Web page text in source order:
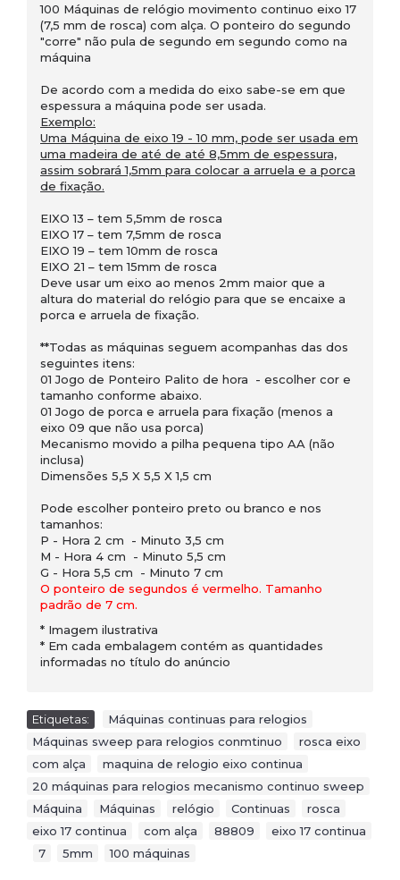
100 Máquinas de relógio movimento continuo eixo 17
(7,5 mm de rosca) com alça. O ponteiro do segundo
"corre" não pula de segundo em segundo como na
máquina
De acordo com a medida do eixo sabe-se em que
espessura a máquina pode ser usada.
Exemplo:
Uma Máquina de eixo 19 - 10 mm, pode ser usada em
uma madeira de até de até 8,5mm de espessura,
assim sobrará 1,5mm para colocar a arruela e a porca
de fixação.
EIXO 13 – tem 5,5mm de rosca
EIXO 17 – tem 7,5mm de rosca
EIXO 19 – tem 10mm de rosca
EIXO 21 – tem 15mm de rosca
Deve usar um eixo ao menos 2mm maior que a
altura do material do relógio para que se encaixe a
porca e arruela de fixação.
**Todas as máquinas seguem acompanhas das dos
seguintes itens:
01 Jogo de Ponteiro Palito de hora - escolher cor e
tamanho conforme abaixo.
01 Jogo de porca e arruela para fixação (menos a
eixo 09 que não usa porca)
Mecanismo movido a pilha pequena tipo AA (não
inclusa)
Dimensões 5,5 X 5,5 X 1,5 cm
Pode escolher ponteiro preto ou branco e nos
tamanhos:
P - Hora 2 cm - Minuto 3,5 cm
M - Hora 4 cm - Minuto 5,5 cm
G - Hora 5,5 cm - Minuto 7 cm
O ponteiro de segundos é vermelho. Tamanho
padrão de 7 cm.
* Imagem ilustrativa
* Em cada embalagem contém as quantidades
informadas no título do anúncio
Etiquetas: Máquinas continuas para relogios
Máquinas sweep para relogios conmtinuo
rosca eixo
com alça
maquina de relogio eixo continua
20 máquinas para relogios mecanismo continuo sweep
Máquina
Máquinas relógio Continuas rosca
eixo 17 continua
com alça 88809
eixo 17 continua
7 5mm 100 máquinas